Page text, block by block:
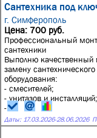
Сантехника под
г. Симферополь
Цена: 700 руб.
Профессиональный
сантехники
Выполню качественный
замену сантехнического
оборудования:
- смесителей;
- унитазов и инсталляций;
-...
Даты: 17.03.2026-28.06.2026